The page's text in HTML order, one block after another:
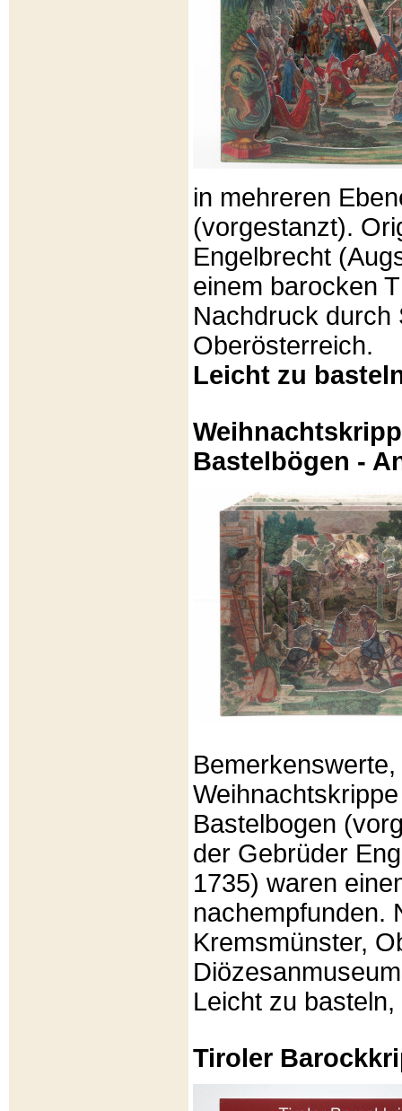
in mehreren
(vorgestanzt).
Engelbrecht
einem barocken
Nachdruck durch
Oberösterreich.
Leicht zu
Bastelbögen -
Bastelbogen
der Gebrüder
1735) waren
nachempfunden.
Kremsmünster,
Leicht zu
Tiroler